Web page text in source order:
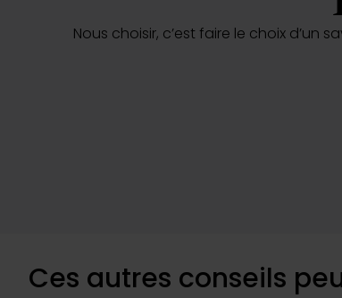
Nous choisir, c’est faire le choix
Ces autres conseils